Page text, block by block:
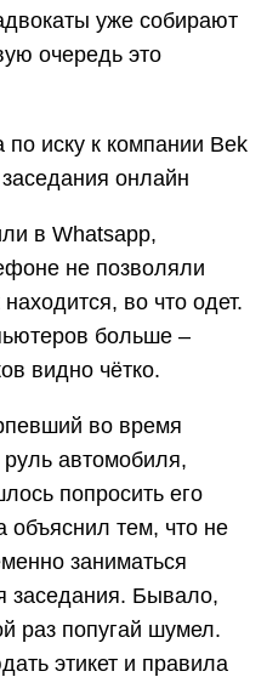
уже собирают
очередь это
иску к компании Bek
онлайн
в Whatsapp,
не позволяли
во что одет.
больше –
видно чётко.
во время
автомобиля,
попросить его
объяснил тем, что не
заниматься
заседания. Бывало,
раз попугай шумел.
этикет и правила